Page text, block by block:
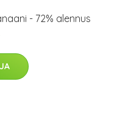
- 72% alennus